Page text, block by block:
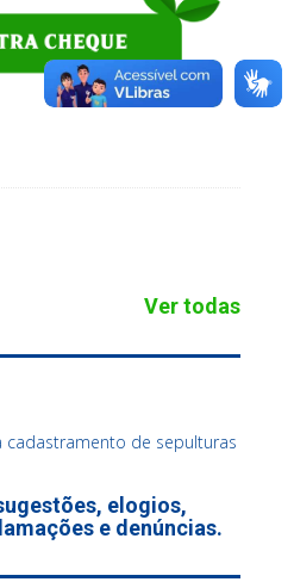
Ver todas
cadastramento de sepulturas
elogios,
e denúncias.